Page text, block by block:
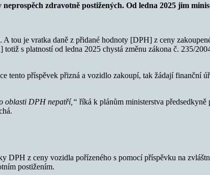
zdravotně postižených. Od ledna 2025 jim
tou je vratka daně z přidané hodnoty [DPH] z ceny
s platností od ledna 2025 chystá změnu zákona č. 235/
tento příspěvek přizná a vozidlo zakoupí, tak žádají finanční
oblasti DPH nepatří,“ říká k plánům ministerstva předsedkyně
z ceny vozidla pořízeného s pomocí příspěvku na
postižením.